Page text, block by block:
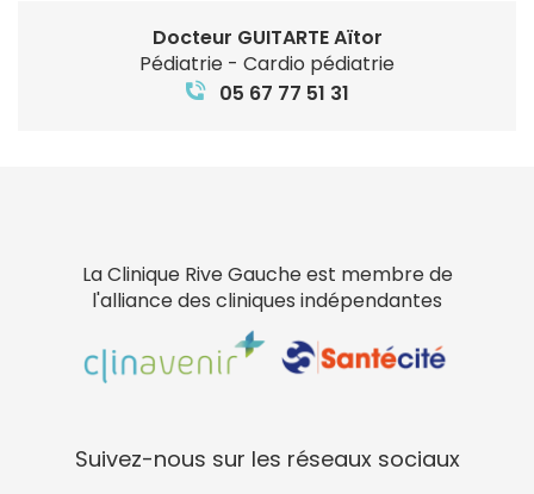
Docteur GUITARTE Aïtor
Pédiatrie - Cardio pédiatrie
05 67 77 51 31
La Clinique Rive Gauche est membre de
l'alliance des cliniques indépendantes
Suivez-nous sur les réseaux sociaux